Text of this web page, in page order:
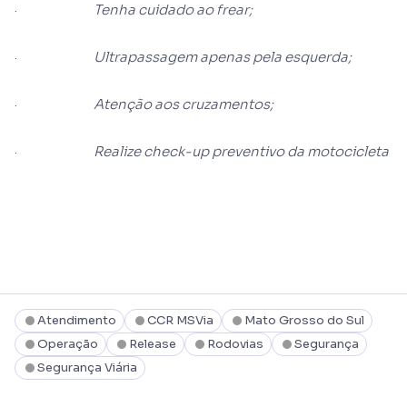
· Tenha cuidado ao frear;
· Ultrapassagem apenas pela esquerda;
· Atenção aos cruzamentos;
· Realize check-up preventivo da motocicleta
Atendimento CCR MSVia
Mato Grosso do Sul
Operação
Release Rodovias
Segurança
Segurança Viária